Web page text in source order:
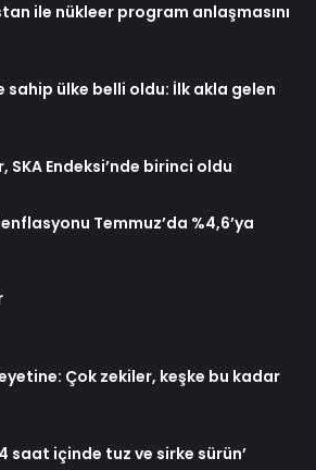
ile nükleer program anlaşmasını
sahip ülke belli oldu: İlk akla gelen
SKA Endeksi’nde birinci oldu
Temmuz’da %4,6’ya
Çok zekiler, keşke bu kadar
saat içinde tuz ve sirke sürün’